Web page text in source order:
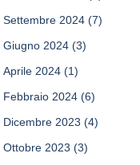
Settembre 2024 (7)
Giugno 2024 (3)
Aprile 2024 (1)
Febbraio 2024 (6)
Dicembre 2023 (4)
Ottobre 2023 (3)